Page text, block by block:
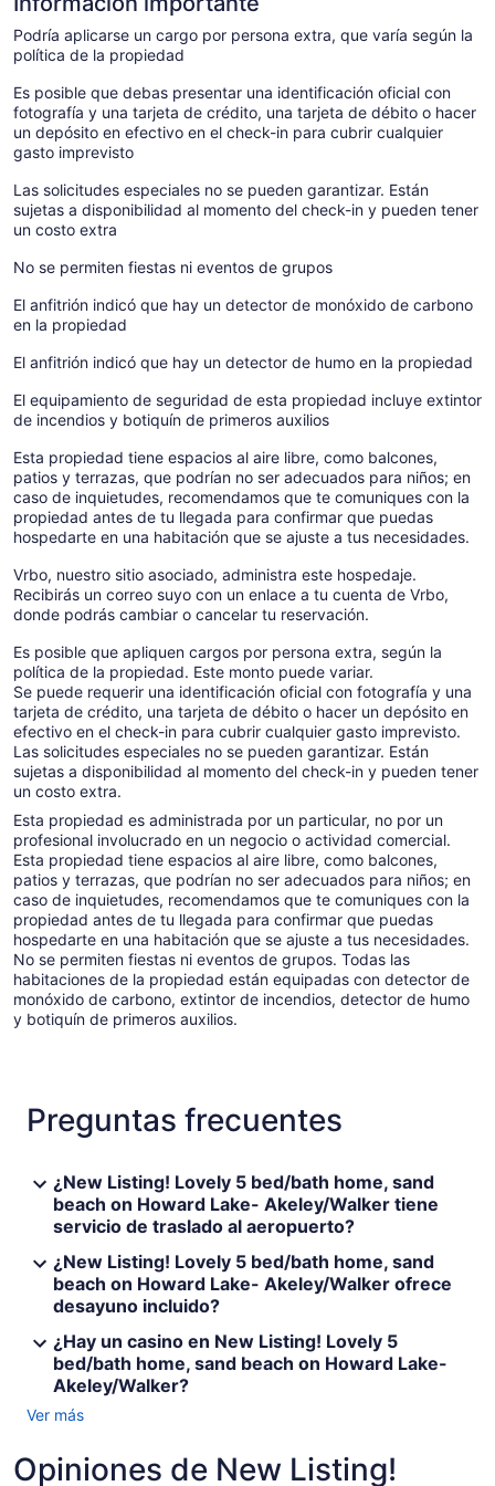
Podría aplicarse un cargo por persona extra, que varía según la
política de la propiedad
Es posible que debas presentar una identificación oficial con
fotografía y una tarjeta de crédito, una tarjeta de débito o hacer
un depósito en efectivo en el check-in para cubrir cualquier
gasto imprevisto
Las solicitudes especiales no se pueden garantizar. Están
sujetas a disponibilidad al momento del check-in y pueden tener
un costo extra
No se permiten fiestas ni eventos de grupos
El anfitrión indicó que hay un detector de monóxido de carbono
en la propiedad
El anfitrión indicó que hay un detector de humo en la propiedad
El equipamiento de seguridad de esta propiedad incluye extintor
de incendios y botiquín de primeros auxilios
Esta propiedad tiene espacios al aire libre, como balcones,
patios y terrazas, que podrían no ser adecuados para niños; en
caso de inquietudes, recomendamos que te comuniques con la
propiedad antes de tu llegada para confirmar que puedas
hospedarte en una habitación que se ajuste a tus necesidades.
Vrbo, nuestro sitio asociado, administra este hospedaje.
Recibirás un correo suyo con un enlace a tu cuenta de Vrbo,
donde podrás cambiar o cancelar tu reservación.
Es posible que apliquen cargos por persona extra, según la
política de la propiedad. Este monto puede variar.
Se puede requerir una identificación oficial con fotografía y una
tarjeta de crédito, una tarjeta de débito o hacer un depósito en
efectivo en el check-in para cubrir cualquier gasto imprevisto.
Las solicitudes especiales no se pueden garantizar. Están
sujetas a disponibilidad al momento del check-in y pueden tener
un costo extra.
Esta propiedad es administrada por un particular, no por un
profesional involucrado en un negocio o actividad comercial.
Esta propiedad tiene espacios al aire libre, como balcones,
patios y terrazas, que podrían no ser adecuados para niños; en
caso de inquietudes, recomendamos que te comuniques con la
propiedad antes de tu llegada para confirmar que puedas
hospedarte en una habitación que se ajuste a tus necesidades.
No se permiten fiestas ni eventos de grupos. Todas las
habitaciones de la propiedad están equipadas con detector de
monóxido de carbono, extintor de incendios, detector de humo
y botiquín de primeros auxilios.
Preguntas frecuentes
¿New Listing! Lovely 5 bed/bath home, sand
beach on Howard Lake- Akeley/Walker tiene
servicio de traslado al aeropuerto?
¿New Listing! Lovely 5 bed/bath home, sand
beach on Howard Lake- Akeley/Walker ofrece
desayuno incluido?
¿Hay un casino en New Listing! Lovely 5
bed/bath home, sand beach on Howard Lake-
Akeley/Walker?
Ver más
Opiniones de New Listing!